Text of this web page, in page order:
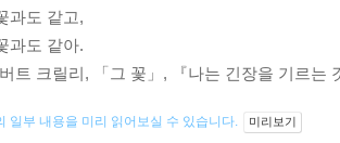
과도 같고,
과도 같아.
트 크릴리, 「그 꽃」, 『나는 긴장을 기르는
일부 내용을 미리 읽어보실 수 있습니다. 미리보기